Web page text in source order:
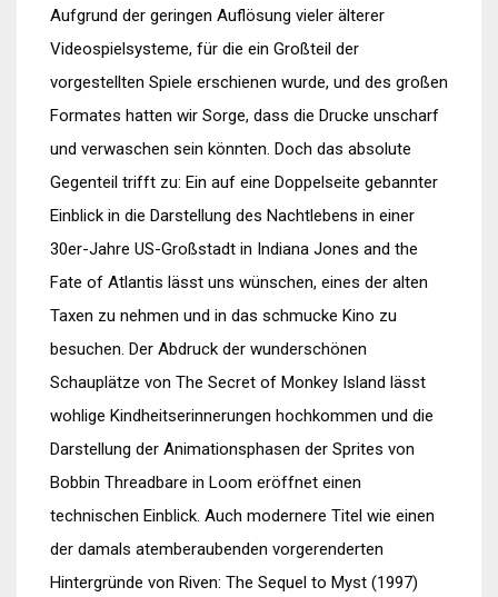
Aufgrund der geringen Auflösung vieler älterer
Videospielsysteme, für die ein Großteil der
vorgestellten Spiele erschienen wurde, und des großen
Formates hatten wir Sorge, dass die Drucke unscharf
und verwaschen sein könnten. Doch das absolute
Gegenteil trifft zu: Ein auf eine Doppelseite gebannter
Einblick in die Darstellung des Nachtlebens in einer
30er-Jahre US-Großstadt in Indiana Jones and the
Fate of Atlantis lässt uns wünschen, eines der alten
Taxen zu nehmen und in das schmucke Kino zu
besuchen. Der Abdruck der wunderschönen
Schauplätze von The Secret of Monkey Island lässt
wohlige Kindheitserinnerungen hochkommen und die
Darstellung der Animationsphasen der Sprites von
Bobbin Threadbare in Loom eröffnet einen
technischen Einblick. Auch modernere Titel wie einen
der damals atemberaubenden vorgerenderten
Hintergründe von Riven: The Sequel to Myst (1997)